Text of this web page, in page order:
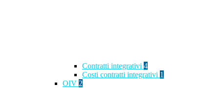
Contratti integrativi 4
Costi contratti integrativi 1
OIV 2